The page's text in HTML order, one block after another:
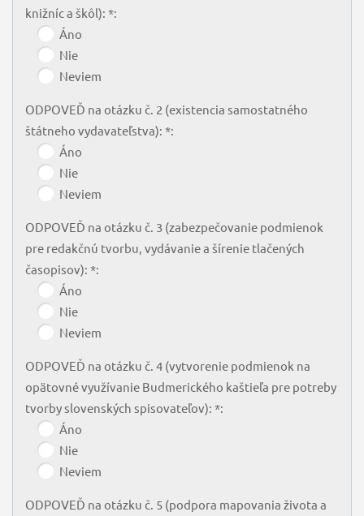
knižníc a škôl): *:
Áno
Nie
Neviem
ODPOVEĎ na otázku č. 2 (existencia samostatného
štátneho vydavateľstva): *:
Áno
Nie
Neviem
ODPOVEĎ na otázku č. 3 (zabezpečovanie podmienok
pre redakčnú tvorbu, vydávanie a šírenie tlačených
časopisov): *:
Áno
Nie
Neviem
ODPOVEĎ na otázku č. 4 (vytvorenie podmienok na
opätovné využívanie Budmerického kaštieľa pre potreby
tvorby slovenských spisovateľov): *:
Áno
Nie
Neviem
ODPOVEĎ na otázku č. 5 (podpora mapovania života a